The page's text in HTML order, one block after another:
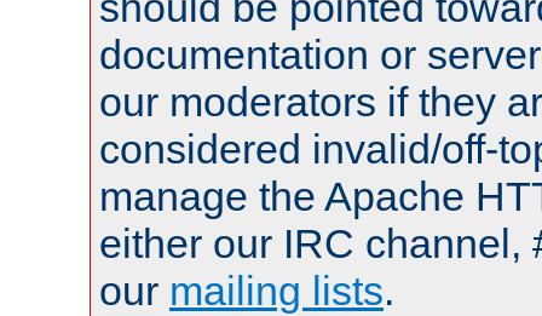
documentation or
our moderators if they
considered invalid/off-
manage the Apache
either our IRC channel,
our mailing lists.